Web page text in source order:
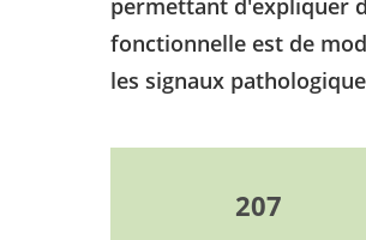
permettant d'expliquer
fonctionnelle est de
les signaux
207